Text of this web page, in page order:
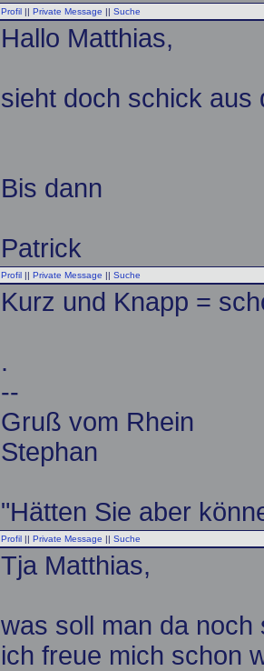
Profil || Private Message || Suche
Hallo Matthias,
sieht doch schick
Bis dann
Patrick
Profil || Private Message || Suche
Kurz und Knapp =
.
--
Gruß vom Rhein
Stephan
"Hätten Sie aber
Profil || Private Message || Suche
Tja Matthias,
was soll man da noch
ich freue mich schon